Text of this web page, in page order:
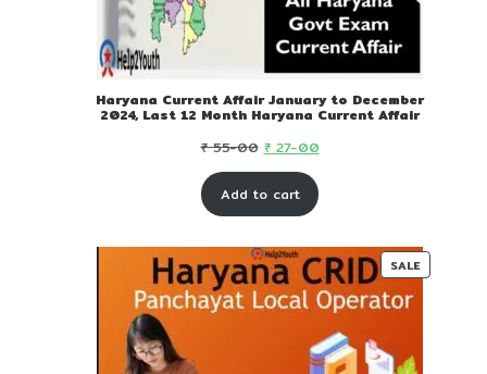
Haryana Current Affair January to December
2024, Last 12 Month Haryana Current Affair
₹55-00 Original
price
was:
00.
₹27-00Current
is:
00.
Add to cart
SALE